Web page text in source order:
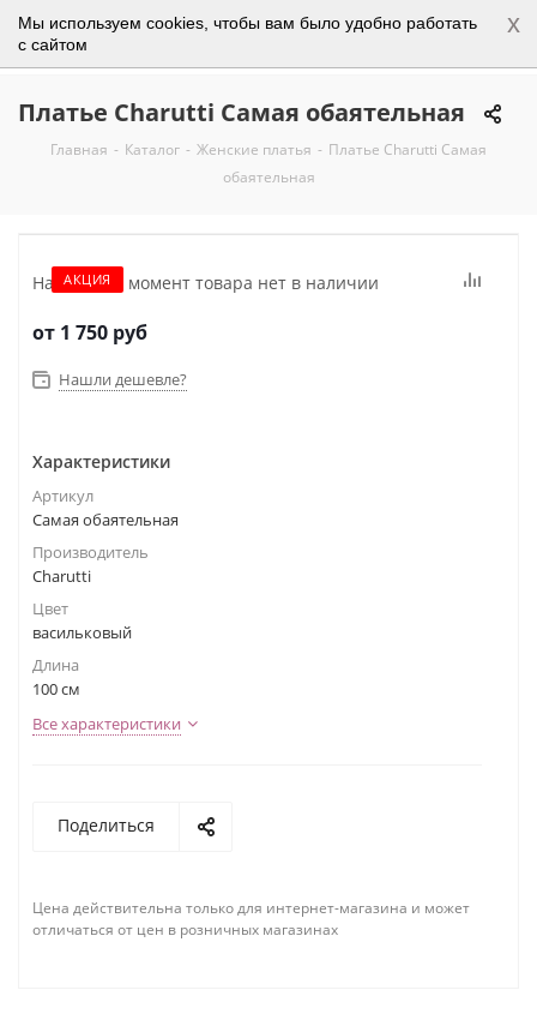
Мы используем cookies, чтобы вам было удобно работать
с сайтом
x
0
Платье Charutti Самая обаятельная
Главная - Каталог - Женские платья - Платье Charutti Самая
обаятельная
АКЦИЯ
На данный момент товара нет в наличии
от 1 750 руб
Нашли дешевле?
Характеристики
Артикул
Самая обаятельная
Производитель
Charutti
Цвет
васильковый
Длина
100 см
Все характеристики
Поделиться
Цена действительна только для интернет-магазина и может
отличаться от цен в розничных магазинах